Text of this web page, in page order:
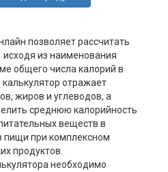
позволяет рассчитать
из наименования
общего числа калорий в
отражает
жиров и углеводов, а
среднюю калорийность
веществ в
пищи при комплексном
продуктов.
необходимо